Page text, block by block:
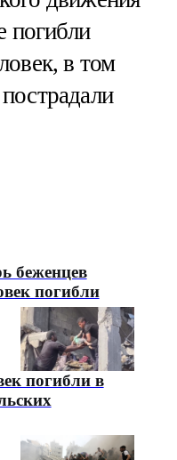
в том
беженцев
погибли
погибли в